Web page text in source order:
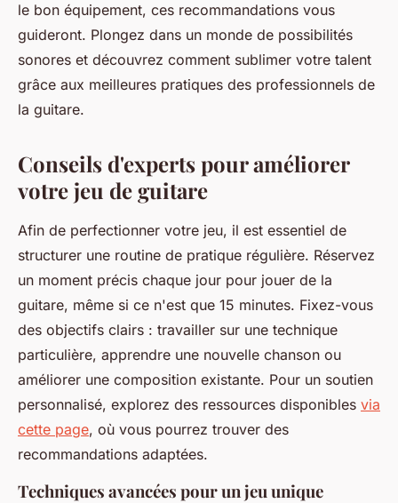
le bon équipement, ces recommandations vous
guideront. Plongez dans un monde de possibilités
sonores et découvrez comment sublimer votre talent
grâce aux meilleures pratiques des professionnels de
la guitare.
Conseils d'experts pour améliorer
votre jeu de guitare
Afin de perfectionner votre jeu, il est essentiel de
structurer une routine de pratique régulière. Réservez
un moment précis chaque jour pour jouer de la
guitare, même si ce n'est que 15 minutes. Fixez-vous
des objectifs clairs : travailler sur une technique
particulière, apprendre une nouvelle chanson ou
améliorer une composition existante. Pour un soutien
personnalisé, explorez des ressources disponibles via
cette page, où vous pourrez trouver des
recommandations adaptées.
Techniques avancées pour un jeu unique